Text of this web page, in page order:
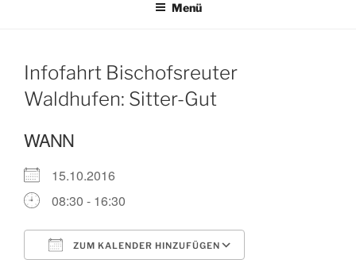
Menü
Infofahrt Bischofsreuter
Waldhufen: Sitter-Gut
WANN
15.10.2016
08:30 - 16:30
ZUM KALENDER HINZUFÜGEN